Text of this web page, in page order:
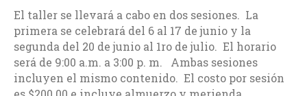
El taller se llevará a cabo en dos sesiones. La
primera se celebrará del 6 al 17 de junio y la
segunda del 20 de junio al 1ro de julio. El horario
será de 9:00 a.m. a 3:00 p. m. Ambas sesiones
incluyen el mismo contenido. El costo por sesión